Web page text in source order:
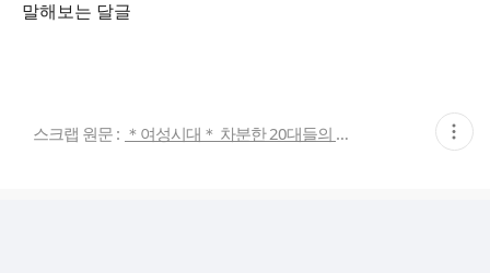
말해보는 달글
스크랩 원문 : ＊여성시대＊ 차분한 20대들의 알흠다운 공간 현
재